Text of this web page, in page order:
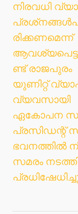
നിരവധി
രിക്കണമെന്ന്
ണ്ട് രാജപുരം
യുണിറ്റ്
വ്യവസായി
ഏകോപന
പ്രസിഡന്റ്
ഭവനത്തില്‍
സമരം